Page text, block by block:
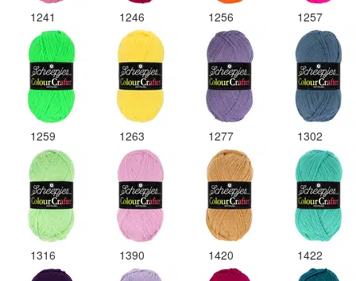
1241 1246 1256 1257
1259 1263 1277 1302
1316 1390 1420 1422